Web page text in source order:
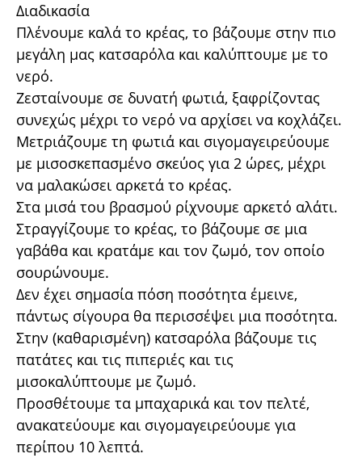
Διαδικασία
Πλένουμε καλά το κρέας, το βάζουμε στην πιο
μεγάλη μας κατσαρόλα και καλύπτουμε με το
νερό.
Ζεσταίνουμε σε δυνατή φωτιά, ξαφρίζοντας
συνεχώς μέχρι το νερό να αρχίσει να κοχλάζει.
Μετριάζουμε τη φωτιά και σιγομαγειρεύουμε
με μισοσκεπασμένο σκεύος για 2 ώρες, μέχρι
να μαλακώσει αρκετά το κρέας.
Στα μισά του βρασμού ρίχνουμε αρκετό αλάτι.
Στραγγίζουμε το κρέας, το βάζουμε σε μια
γαβάθα και κρατάμε και τον ζωμό, τον οποίο
σουρώνουμε.
Δεν έχει σημασία πόση ποσότητα έμεινε,
πάντως σίγουρα θα περισσέψει μια ποσότητα.
Στην (καθαρισμένη) κατσαρόλα βάζουμε τις
πατάτες και τις πιπεριές και τις
μισοκαλύπτουμε με ζωμό.
Προσθέτουμε τα μπαχαρικά και τον πελτέ,
ανακατεύουμε και σιγομαγειρεύουμε για
περίπου 10 λεπτά.